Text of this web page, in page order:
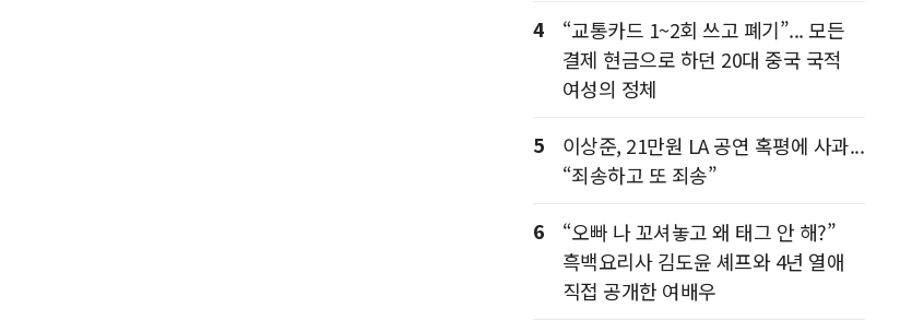
4
“교통카드 1~2회 쓰고 폐기”... 모든
결제 현금으로 하던 20대 중국 국적
여성의 정체
5
이상준, 21만원 LA 공연 혹평에 사과...
“죄송하고 또 죄송”
6
“오빠 나 꼬셔놓고 왜 태그 안 해?”
흑백요리사 김도윤 셰프와 4년 열애
직접 공개한 여배우